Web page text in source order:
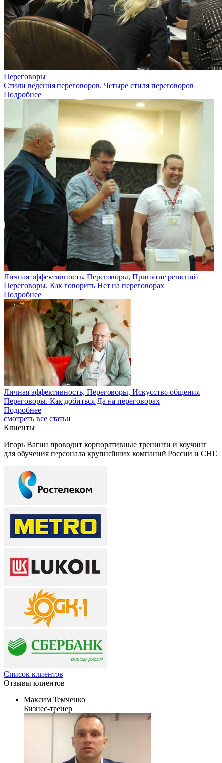
Переговоры
Стили ведения переговоров. Четыре стиля переговоров
Подробнее
Личная эффективность, Переговоры, Принятие решений
Переговоры. Как говорить Нет на переговорах
Подробнее
Личная эффективность, Переговоры, Искусство общения
Переговоры. Как добиться Да на переговорах
Подробнее
смотреть все статьи
Клиенты
Игорь Вагин проводит корпоративные тренинги и коучинг
для обучения персонала крупнейших компаний России и СНГ.
Список клиентов
Отзывы клиентов
Максим Темченко
Бизнес-тренер